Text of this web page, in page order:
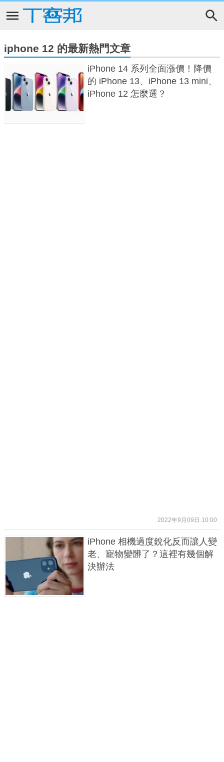
iphone 12 的最新熱門文章
iPhone 14 系列全面漲價！降價
的 iPhone 13、iPhone 13 mini、
iPhone 12 怎麼選？
2022年9月09日 10:00
iPhone 相機過度銳化反而讓人變
老、寵物變髒了？這裡有幾個解
決辦法